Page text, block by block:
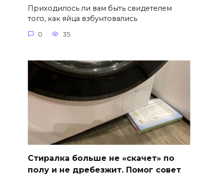
Приходилось ли вам быть свидетелем
того, как яйца взбунтовались
0 35
Стиралка больше не «скачет» по
полу и не дребезжит. Помог совет